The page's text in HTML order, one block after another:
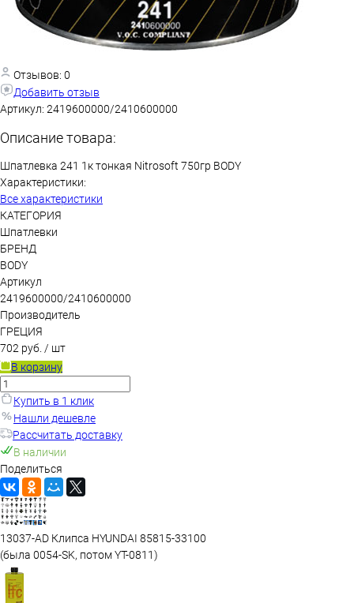
Отзывов: 0
Добавить отзыв
Артикул: 2419600000/2410600000
Описание товара:
Шпатлевка 241 1к тонкая Nitrosoft 750гр BODY
Характеристики:
Все характеристики
КАТЕГОРИЯ
Шпатлевки
БРЕНД
BODY
Артикул
2419600000/2410600000
Производитель
ГРЕЦИЯ
702 руб. / шт
В корзину
Купить в 1 клик
Нашли дешевле
Рассчитать доставку
В наличии
Поделиться
13037-AD Клипса HYUNDAI 85815-33100
(была 0054-SK, потом YT-0811)